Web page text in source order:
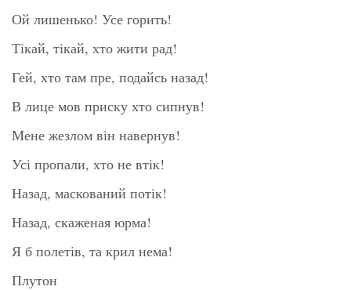
Ой лишенько! Усе горить!
Тікай, тікай, хто жити рад!
Гей, хто там пре, подайсь назад!
В лице мов приску хто сипнув!
Мене жезлом він навернув!
Усі пропали, хто не втік!
Назад, маскований потік!
Назад, скаженая юрма!
Я б полетів, та крил нема!
Плутон